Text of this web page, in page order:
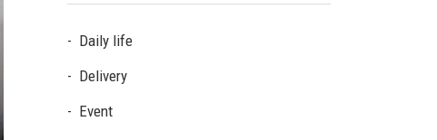
Daily life
Delivery
Event